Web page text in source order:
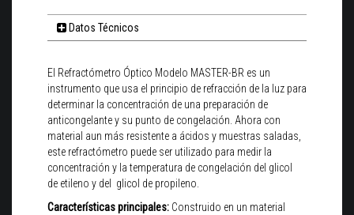
Datos Técnicos
El Refractómetro Óptico Modelo MASTER-BR es un
instrumento que usa el principio de refracción de la luz para
determinar la concentración de una preparación de
anticongelante y su punto de congelación. Ahora con
material aun más resistente a ácidos y muestras saladas,
este refractómetro puede ser utilizado para medir la
concentración y la temperatura de congelación del glicol
de etileno y del glicol de propileno.
Características principales: Construido en un material